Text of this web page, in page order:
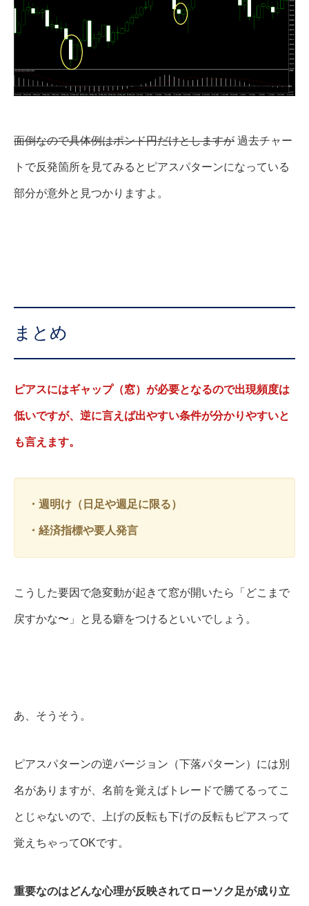
面倒なので具体例はポンド円だけとしますが 過去チャー
トで反発箇所を見てみるとピアスパターンになっている
部分が意外と見つかりますよ。
まとめ
ピアスにはギャップ（窓）が必要となるので出現頻度は
低いですが、逆に言えば出やすい条件が分かりやすいと
も言えます。
・週明け（日足や週足に限る）
・経済指標や要人発言
こうした要因で急変動が起きて窓が開いたら「どこまで
戻すかな〜」と見る癖をつけるといいでしょう。
あ、そうそう。
ピアスパターンの逆バージョン（下落パターン）には別
名がありますが、名前を覚えばトレードで勝てるってこ
とじゃないので、上げの反転も下げの反転もピアスって
覚えちゃってOKです。
重要なのはどんな心理が反映されてローソク足が成り立